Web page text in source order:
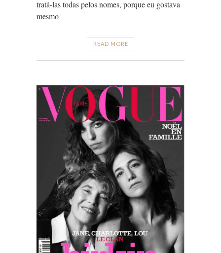
tratá-las todas pelos nomes, porque eu gostava
mesmo
READ MORE